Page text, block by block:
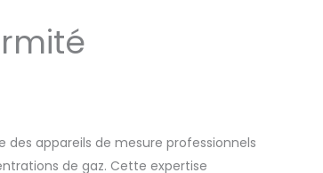
des appareils de mesure professionnels
de gaz. Cette expertise